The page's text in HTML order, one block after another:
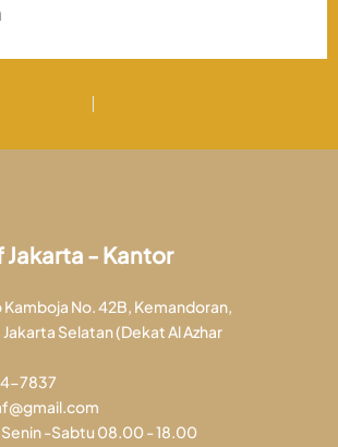
Jakarta - Kantor
Kamboja No. 42B, Kemandoran,
Selatan (Dekat Al Azhar
7837
Senin -Sabtu 08.00 - 18.00